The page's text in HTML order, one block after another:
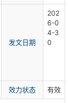
发文日期
202
6-0
4-3
0
效力状态 有效